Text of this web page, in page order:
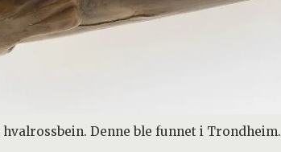
Denne ble funnet i Trondheim.